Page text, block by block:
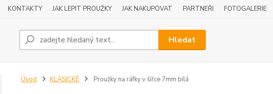
KONTAKTY JAK LEPIT PROUŽKY JAK NAKUPOVAT PARTNEŘI FOTOGALERIE
Hledat
Úvod KLASICKÉ Proužky na ráfky v šířce 7mm bílá